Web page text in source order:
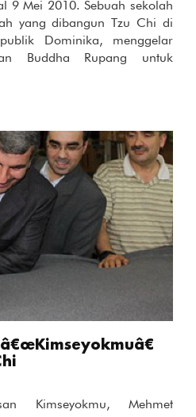
9 Mei 2010. Sebuah sekolah
yang dibangun Tzu Chi di
Dominika, menggelar
Buddha Rupang untuk
Kimseyokmu, Mehmet